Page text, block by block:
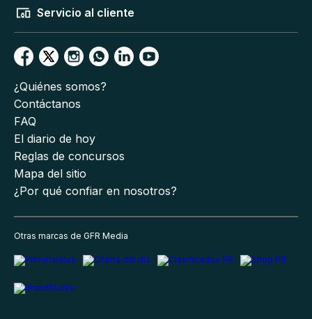
Servicio al cliente
¿Quiénes somos?
Contáctanos
FAQ
El diario de hoy
Reglas de concursos
Mapa del sitio
¿Por qué confiar en nosotros?
Otras marcas de GFR Media